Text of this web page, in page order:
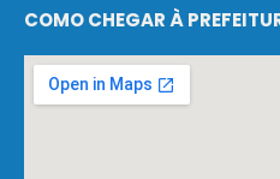
COMO CHEGAR À